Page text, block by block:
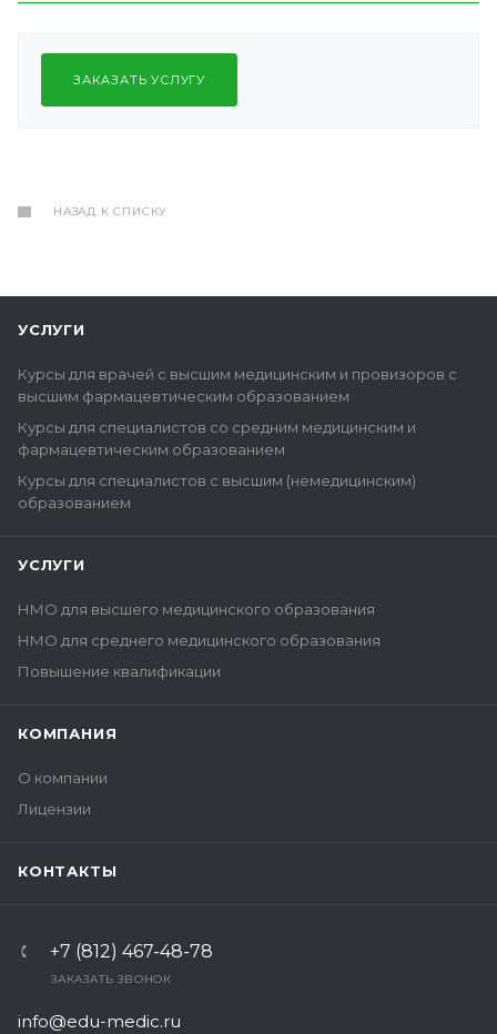
ЗАКАЗАТЬ УСЛУГУ
НАЗАД К СПИСКУ
УСЛУГИ
Курсы для врачей с высшим медицинским и провизоров с
высшим фармацевтическим образованием
Курсы для специалистов со средним медицинским и
фармацевтическим образованием
Курсы для специалистов с высшим (немедицинским)
образованием
УСЛУГИ
НМО для высшего медицинского образования
НМО для среднего медицинского образования
Повышение квалификации
КОМПАНИЯ
О компании
Лицензии
КОНТАКТЫ
+7 (812) 467-48-78
ЗАКАЗАТЬ ЗВОНОК
info@edu-medic.ru